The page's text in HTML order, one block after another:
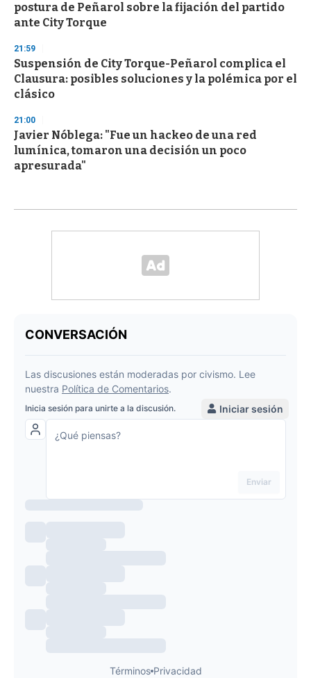
postura de Peñarol sobre la fijación del partido
ante City Torque
21:59
Suspensión de City Torque-Peñarol complica el
Clausura: posibles soluciones y la polémica por el
clásico
21:00
Javier Nóblega: "Fue un hackeo de una red
lumínica, tomaron una decisión un poco
apresurada"